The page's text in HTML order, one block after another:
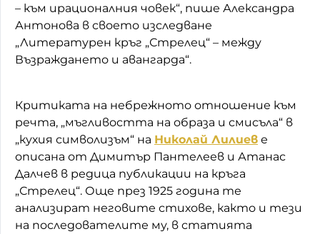
– към ирационалния човек“, пише Александра
Антонова в своето изследване
„Литературен кръг „Стрелец“ – между
Възраждането и авангарда“.
Критиката на небрежното отношение към
речта, „мъгливостта на образа и смисъла“ в
„кухия символизъм“ на Николай Лилиев е
описана от Димитър Пантелеев и Атанас
Далчев в редица публикации на кръга
„Стрелец“. Още през 1925 година те
анализират неговите стихове, както и тези
на последователите му, в статията